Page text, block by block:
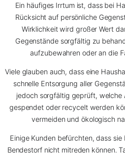
Ein häufiges Irrtum ist, dass bei
Rücksicht auf persönliche
Wirklichkeit wird großer Wert
Gegenstände sorgfältig zu
aufzubewahren oder an die
Viele glauben auch, dass eine
schnelle Entsorgung aller
jedoch sorgfältig geprüft,
gespendet oder recycelt werden
vermeiden und ökologisch
Einige Kunden befürchten, dass
Bendestorf nicht mitreden können.